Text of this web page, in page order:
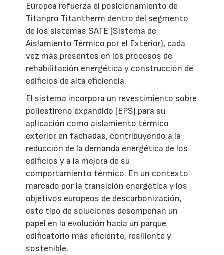
Europea refuerza el posicionamiento de
Titanpro Titantherm dentro del segmento
de los sistemas SATE (Sistema de
Aislamiento Térmico por el Exterior), cada
vez más presentes en los procesos de
rehabilitación energética y construcción de
edificios de alta eficiencia.
El sistema incorpora un revestimiento sobre
poliestireno expandido (EPS) para su
aplicación como aislamiento térmico
exterior en fachadas, contribuyendo a la
reducción de la demanda energética de los
edificios y a la mejora de su
comportamiento térmico. En un contexto
marcado por la transición energética y los
objetivos europeos de descarbonización,
este tipo de soluciones desempeñan un
papel en la evolución hacia un parque
edificatorio más eficiente, resiliente y
sostenible.